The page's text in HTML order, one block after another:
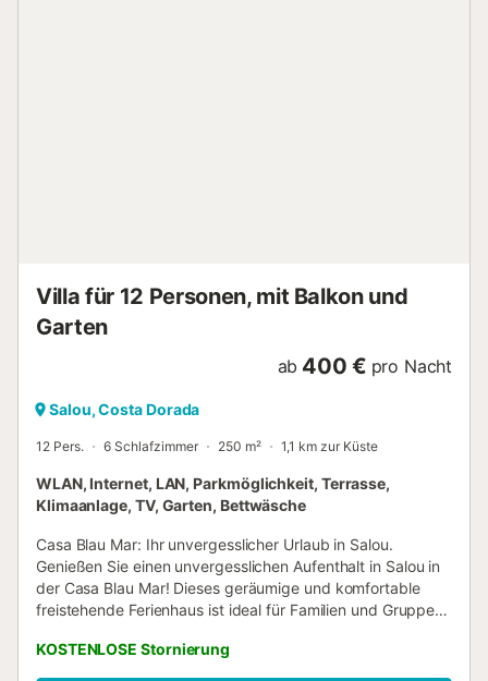
Villa für 12 Personen, mit Balkon und
Garten
ab 400 € pro Nacht
Salou, Costa Dorada
12 Pers. 6 Schlafzimmer 250 m² 1,1 km zur Küste
WLAN, Internet, LAN, Parkmöglichkeit, Terrasse,
Klimaanlage, TV, Garten, Bettwäsche
Casa Blau Mar: Ihr unvergesslicher Urlaub in Salou.
Genießen Sie einen unvergesslichen Aufenthalt in Salou in
der Casa Blau Mar! Dieses geräumige und komfortable
freistehende Ferienhaus ist ideal für Familien und Gruppen
Zentrum von Salou und nur wenige Gehminuten vom
Strand entfernt, können Sie das Meer, die Promenade und
KOSTENLOSE Stornierung